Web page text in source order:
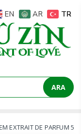
ARA
EXTRAIT DE PARFUM 50
EN AR TR